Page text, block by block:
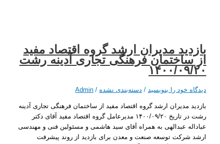
مدیران ارشد گروه اقتصاد مفید
فرهنگی تجاری آدینه رشت
۰۹/۲۰
خود را بنویسید / دسته‌بندی نشده/
Admin
مدیران ارشد گروه اقتصاد مفید از ساختمان فرهنگی تجاری آدینه
رشت در تاریخ ۱۴۰۰/۰۹/۲۰ مدیرعامل گروه اقتصاد مفید آقای دکتر
عبدالهی به همراه آقای سید هاشمی و مسئولین فنی و مهندسی
توسعه صنعت و معدن برای بازدید از روند پیشرفت